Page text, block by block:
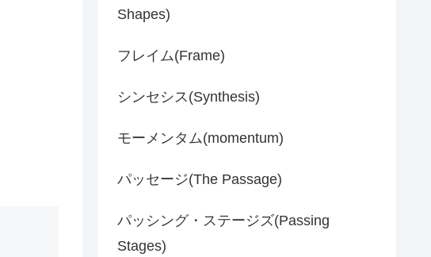
Shapes)
フレイム(Frame)
シンセシス(Synthesis)
モーメンタム(momentum)
パッセージ(The Passage)
パッシング・ステージズ(Passing
Stages)